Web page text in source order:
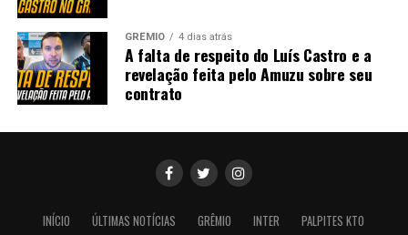
GRÊMIO 4 dias atrás
A falta de respeito do Luís Castro e a
revelação feita pelo Amuzu sobre seu
contrato
INÍCIO ÚLTIMAS NOTÍCIAS GRÊMIO INTER PALPITES KTO